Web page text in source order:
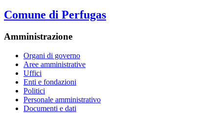
Comune di Perfugas
Amministrazione
Organi di governo
Aree amministrative
Uffici
Enti e fondazioni
Politici
Personale amministrativo
Documenti e dati